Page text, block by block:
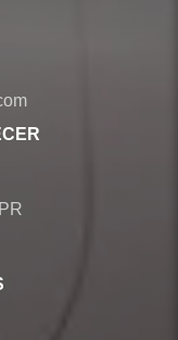
PR